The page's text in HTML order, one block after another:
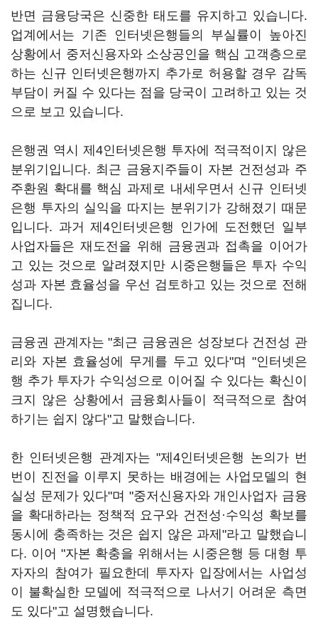
반면 금융당국은 신중한 태도를 유지하고 있습니다.
업계에서는 기존 인터넷은행들의 부실률이 높아진
상황에서 중저신용자와 소상공인을 핵심 고객층으로
하는 신규 인터넷은행까지 추가로 허용할 경우 감독
부담이 커질 수 있다는 점을 당국이 고려하고 있는 것
으로 보고 있습니다.
은행권 역시 제4인터넷은행 투자에 적극적이지 않은
분위기입니다. 최근 금융지주들이 자본 건전성과 주
주환원 확대를 핵심 과제로 내세우면서 신규 인터넷
은행 투자의 실익을 따지는 분위기가 강해졌기 때문
입니다. 과거 제4인터넷은행 인가에 도전했던 일부
사업자들은 재도전을 위해 금융권과 접촉을 이어가
고 있는 것으로 알려졌지만 시중은행들은 투자 수익
성과 자본 효율성을 우선 검토하고 있는 것으로 전해
집니다.
금융권 관계자는 "최근 금융권은 성장보다 건전성 관
리와 자본 효율성에 무게를 두고 있다"며 "인터넷은
행 추가 투자가 수익성으로 이어질 수 있다는 확신이
크지 않은 상황에서 금융회사들이 적극적으로 참여
하기는 쉽지 않다"고 말했습니다.
한 인터넷은행 관계자는 "제4인터넷은행 논의가 번
번이 진전을 이루지 못하는 배경에는 사업모델의 현
실성 문제가 있다"며 "중저신용자와 개인사업자 금융
을 확대하라는 정책적 요구와 건전성·수익성 확보를
동시에 충족하는 것은 쉽지 않은 과제"라고 말했습니
다. 이어 "자본 확충을 위해서는 시중은행 등 대형 투
자자의 참여가 필요한데 투자자 입장에서는 사업성
이 불확실한 모델에 적극적으로 나서기 어려운 측면
도 있다"고 설명했습니다.